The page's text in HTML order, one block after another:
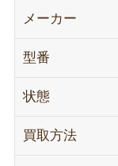
メーカー
型番
状態
買取方法